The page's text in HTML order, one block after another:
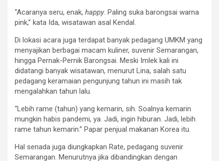
“Acaranya seru, enak, happy. Paling suka barongsai warna
pink,” kata Ida, wisatawan asal Kendal.
Di lokasi acara juga terdapat banyak pedagang UMKM yang
menyajikan berbagai macam kuliner, suvenir Semarangan,
hingga Pernak-Pernik Barongsai. Meski Imlek kali ini
didatangi banyak wisatawan, menurut Lina, salah satu
pedagang keramaian pengunjung tahun ini masih tak
mengalahkan tahun lalu.
“Lebih rame (tahun) yang kemarin, sih. Soalnya kemarin
mungkin habis pandemi, ya. Jadi, ingin hiburan. Jadi, lebih
rame tahun kemarin.” Papar penjual makanan Korea itu.
Hal senada juga diungkapkan Rate, pedagang suvenir
Semarangan. Menurutnya jika dibandingkan dengan